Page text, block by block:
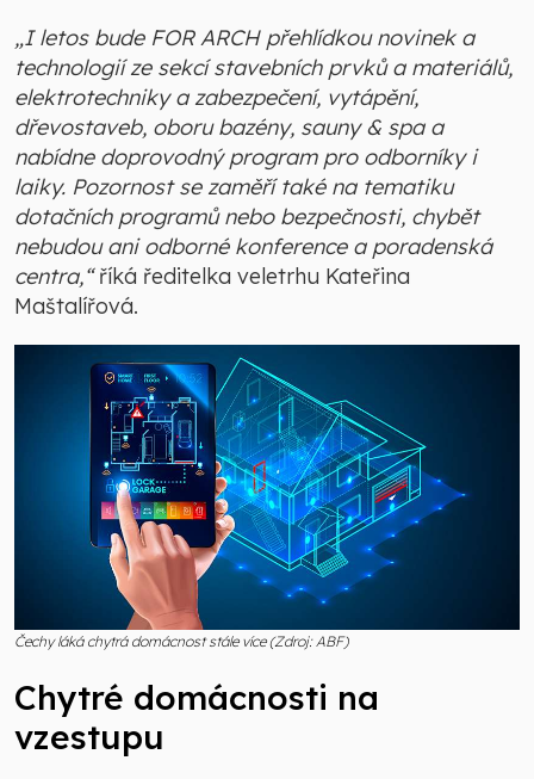
„I letos bude FOR ARCH přehlídkou novinek a
technologií ze sekcí stavebních prvků a materiálů,
elektrotechniky a zabezpečení, vytápění,
dřevostaveb, oboru bazény, sauny & spa a
nabídne doprovodný program pro odborníky i
laiky. Pozornost se zaměří také na tematiku
dotačních programů nebo bezpečnosti, chybět
nebudou ani odborné konference a poradenská
centra,“říká ředitelka veletrhu Kateřina
Maštalířová.
Čechy láká chytrá domácnost stále více (Zdroj: ABF)
Chytré domácnosti na
vzestupu